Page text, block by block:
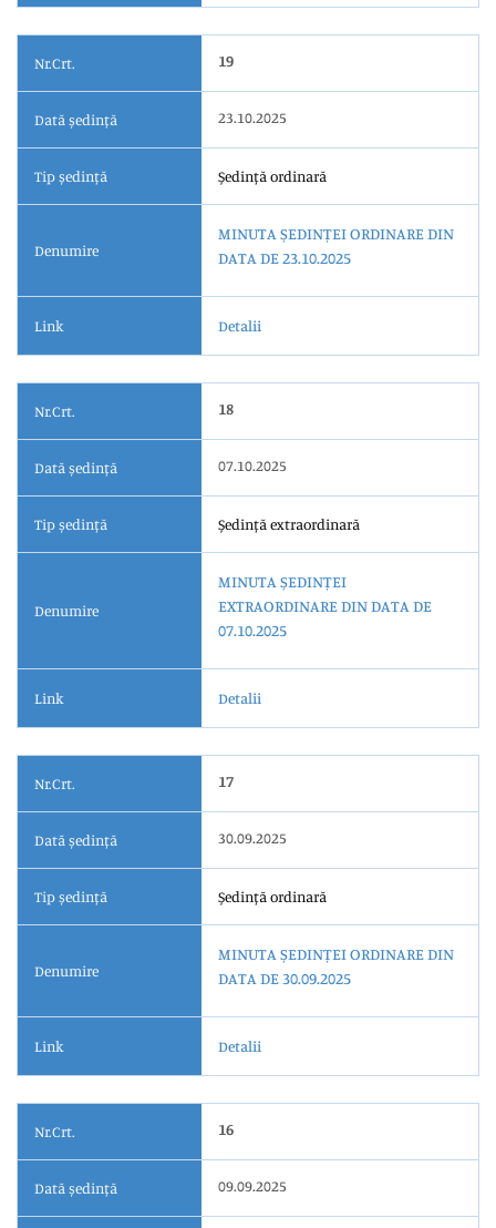
Nr.Crt. 19
Dată ședință 23.10.2025
Tip ședință Ședință ordinară
Denumire
MINUTA ȘEDINȚEI ORDINARE DIN
DATA DE 23.10.2025
Link Detalii
Nr.Crt. 18
Dată ședință 07.10.2025
Tip ședință Ședință extraordinară
Denumire
MINUTA ȘEDINȚEI
EXTRAORDINARE DIN DATA DE
07.10.2025
Link Detalii
Nr.Crt. 17
Dată ședință 30.09.2025
Tip ședință Ședință ordinară
Denumire
MINUTA ȘEDINȚEI ORDINARE DIN
DATA DE 30.09.2025
Link Detalii
Nr.Crt. 16
Dată ședință 09.09.2025